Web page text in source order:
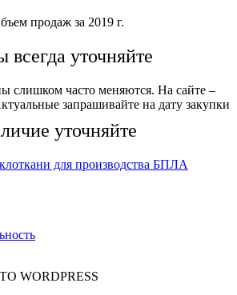
продаж за 2019 г.
всегда уточняйте
слишком часто меняются. На сайте –
запрашивайте на дату закупки
уточняйте
для производства БПЛА
WORDPRESS